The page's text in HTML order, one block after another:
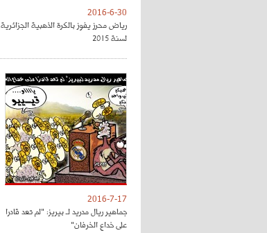
2016-6-30
رياض محرز يفوز بالكرة الذهبية الجزائرية
لسنة 2015
2016-7-17
جماهير ريال مدريد لـ بيريز: "لم تعد قادرا
على خداع الخرفان"